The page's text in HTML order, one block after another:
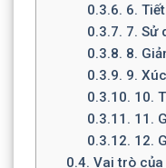
0.3.6. 6.
0.3.7. 7. Sử
0.3.8. 8.
0.3.9. 9.
0.3.10. 10.
0.3.11. 11.
0.3.12. 12.
0.4. Vai trò